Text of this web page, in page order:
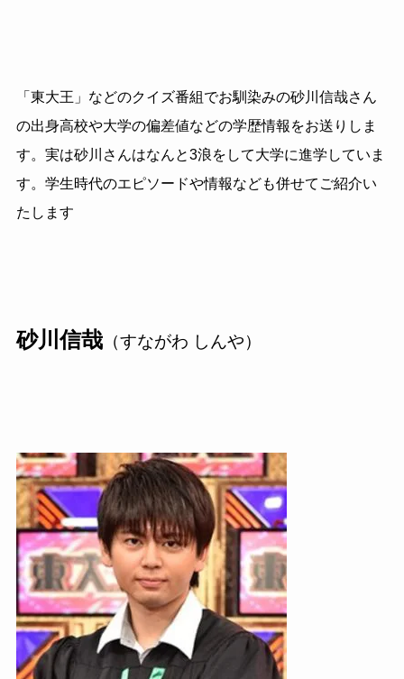
「東大王」などのクイズ番組でお馴染みの砂川信哉さん
の出身高校や大学の偏差値などの学歴情報をお送りしま
す。実は砂川さんはなんと3浪をして大学に進学していま
す。学生時代のエピソードや情報なども併せてご紹介い
たします
砂川信哉（すながわ しんや）